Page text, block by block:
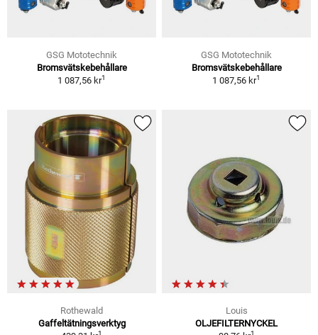
GSG Mototechnik
Bromsvätskebehållare
1 087,56 kr1
GSG Mototechnik
Bromsvätskebehållare
1 087,56 kr1
Rothewald
Gaffeltätningsverktyg
1
Louis
OLJEFILTERNYCKEL
1